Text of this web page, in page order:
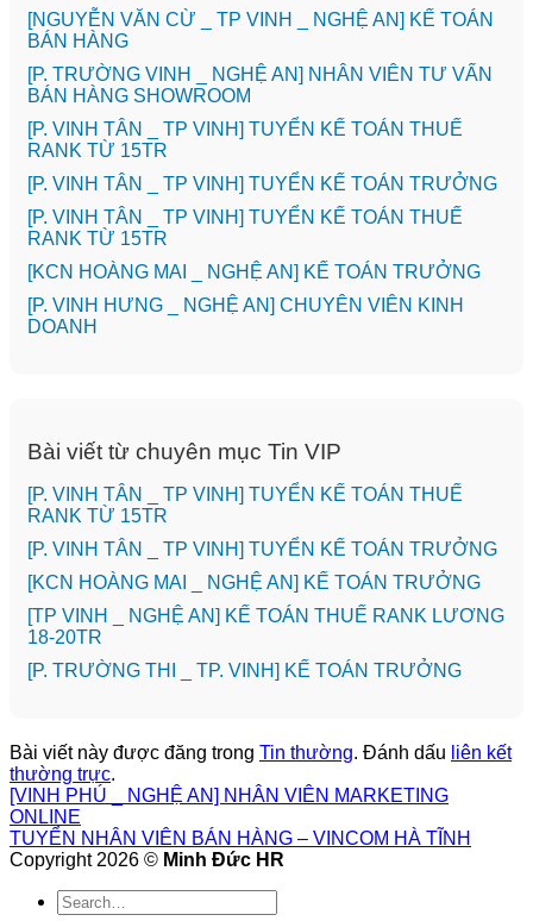
[NGUYỄN VĂN CỪ _ TP VINH _ NGHỆ AN] KẾ TOÁN
BÁN HÀNG
[P. TRƯỜNG VINH _ NGHỆ AN] NHÂN VIÊN TƯ VẤN
BÁN HÀNG SHOWROOM
[P. VINH TÂN _ TP VINH] TUYỂN KẾ TOÁN THUẾ
RANK TỪ 15TR
[P. VINH TÂN _ TP VINH] TUYỂN KẾ TOÁN TRƯỞNG
[P. VINH TÂN _ TP VINH] TUYỂN KẾ TOÁN THUẾ
RANK TỪ 15TR
️[KCN HOÀNG MAI _ NGHỆ AN] KẾ TOÁN TRƯỞNG
️[P. VINH HƯNG _ NGHỆ AN] CHUYÊN VIÊN KINH
DOANH
Bài viết từ chuyên mục Tin VIP
[P. VINH TÂN _ TP VINH] TUYỂN KẾ TOÁN THUẾ
RANK TỪ 15TR
[P. VINH TÂN _ TP VINH] TUYỂN KẾ TOÁN TRƯỞNG
️[KCN HOÀNG MAI _ NGHỆ AN] KẾ TOÁN TRƯỞNG
[TP VINH _ NGHỆ AN] KẾ TOÁN THUẾ RANK LƯƠNG
18-20TR
️[P. TRƯỜNG THI _ TP. VINH] KẾ TOÁN TRƯỞNG
Bài viết này được đăng trong Tin thường. Đánh dấu liên kết
thường trực.
[VINH PHÚ _ NGHỆ AN] NHÂN VIÊN MARKETING
ONLINE
TUYỂN NHÂN VIÊN BÁN HÀNG – VINCOM HÀ TĨNH
Copyright 2026 © Minh Đức HR